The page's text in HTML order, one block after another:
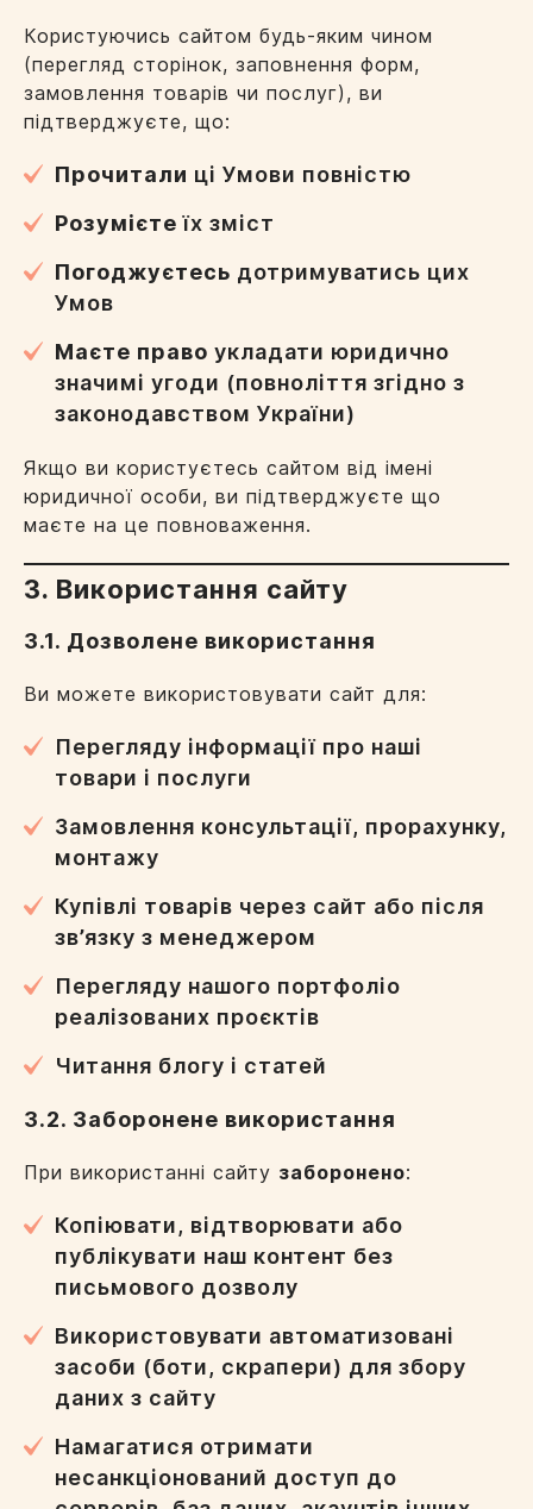
Користуючись сайтом будь-яким чином
(перегляд сторінок, заповнення форм,
замовлення товарів чи послуг), ви
підтверджуєте, що:
Прочитали ці Умови повністю
Розумієте їх зміст
Погоджуєтесь дотримуватись цих
Умов
Маєте право укладати юридично
значимі угоди (повноліття згідно з
законодавством України)
Якщо ви користуєтесь сайтом від імені
юридичної особи, ви підтверджуєте що
маєте на це повноваження.
3. Використання сайту
3.1. Дозволене використання
Ви можете використовувати сайт для:
Перегляду інформації про наші
товари і послуги
Замовлення консультації, прорахунку,
монтажу
Купівлі товарів через сайт або після
зв’язку з менеджером
Перегляду нашого портфоліо
реалізованих проєктів
Читання блогу і статей
3.2. Заборонене використання
При використанні сайту заборонено:
Копіювати, відтворювати або
публікувати наш контент без
письмового дозволу
Використовувати автоматизовані
засоби (боти, скрапери) для збору
даних з сайту
Намагатися отримати
несанкціонований доступ до